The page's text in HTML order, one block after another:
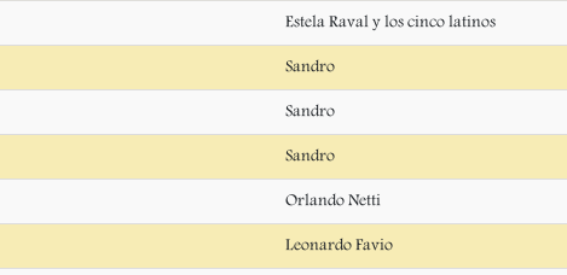
Estela Raval y los cinco latinos
Sandro
Sandro
Sandro
Orlando Netti
Leonardo Favio